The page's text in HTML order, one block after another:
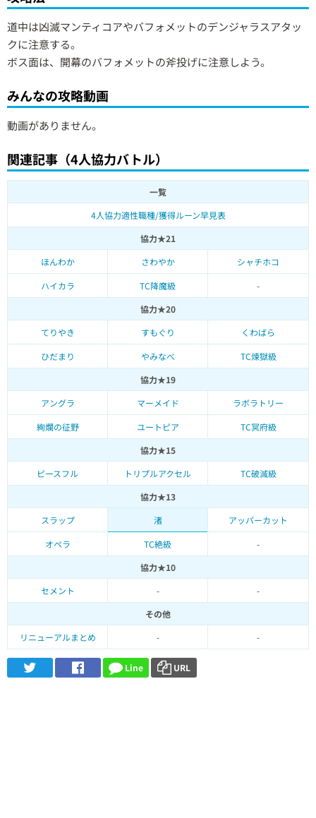
道中は凶滅マンティコアやバフォメットのデンジャラスアタッ
クに注意する。
ボス面は、開幕のバフォメットの斧投げに注意しよう。
みんなの攻略動画
動画がありません。
関連記事（4人協力バトル）
一覧
4人協力適性職種/獲得ルーン早見表
協力★21
ほんわか
さわやか
シャチホコ
ハイカラ
TC降魔級
-
協力★20
てりやき
すもぐり
くわばら
ひだまり
やみなべ
TC煉獄級
協力★19
アングラ
マーメイド
ラボラトリー
絢爛の征野
ユートピア
TC冥府級
協力★15
ピースフル
トリプルアクセル
TC破滅級
協力★13
スラップ
渚
アッパーカット
オペラ
TC絶級
-
協力★10
セメント
-
-
その他
リニューアルまとめ
- -
Line URL